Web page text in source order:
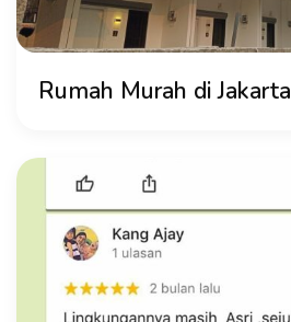
Rumah Murah di Jakarta